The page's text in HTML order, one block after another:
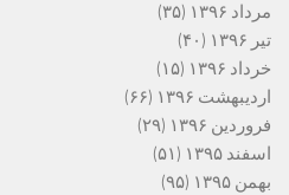
مرداد ۱۳۹۶
(۳۵)
تیر ۱۳۹۶
(۴۰)
خرداد ۱۳۹۶
(۱۵)
اردیبهشت ۱۳۹۶
(۶۶)
فروردین ۱۳۹۶
(۲۹)
اسفند ۱۳۹۵
(۵۱)
بهمن ۱۳۹۵
(۹۵)